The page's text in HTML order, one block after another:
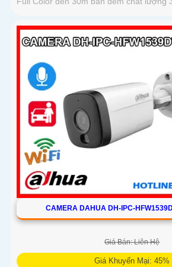
CAMERA DAHUA DH-IPC-
Giá Bán: Liên Hệ
Giá Khuyến Mại: 45%